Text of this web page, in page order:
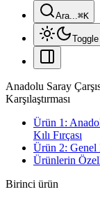
Ara...⌘K
Anadolu Saray
Karşılaştırması
Ürün 1:
Kılı Fırçası
Ürün 2: Genel
Ürünlerin
Birinci ürün